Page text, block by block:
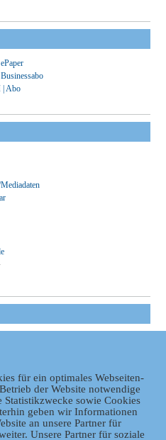
Abo
für ein optimales Webseiten-
der Website notwendige
sowie Cookies
geben wir Informationen
an unsere Partner für
Unsere Partner für soziale